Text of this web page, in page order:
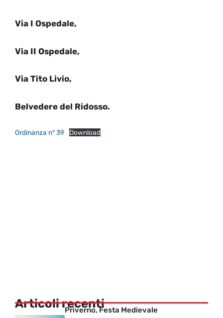
Via I Ospedale,
Via II Ospedale,
Via Tito Livio,
Belvedere del Ridosso.
Ordinanza n° 39 Download
Articoli recentiPriverno, Festa Medievale